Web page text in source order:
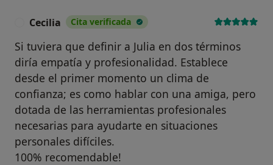
Cecilia Cita verificada
Si tuviera que definir a Julia en dos términos
diría empatía y profesionalidad. Establece
desde el primer momento un clima de
confianza; es como hablar con una amiga, pero
dotada de las herramientas profesionales
necesarias para ayudarte en situaciones
personales difíciles.
100% recomendable!